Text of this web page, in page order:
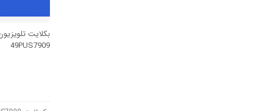
بکلایت
49PUS7909